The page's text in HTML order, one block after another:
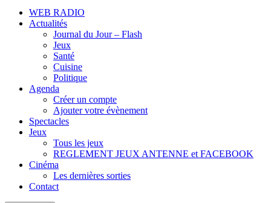
WEB RADIO
Actualités
Journal du Jour – Flash
Jeux
Santé
Cuisine
Politique
Agenda
Créer un compte
Ajouter votre évènement
Spectacles
Jeux
Tous les jeux
REGLEMENT JEUX ANTENNE et FACEBOOK
Cinéma
Les dernières sorties
Contact